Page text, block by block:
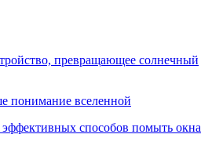
превращающее солнечный
понимание вселенной
эффективных способов помыть окна